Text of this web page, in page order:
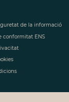
de la informació
conformitat ENS